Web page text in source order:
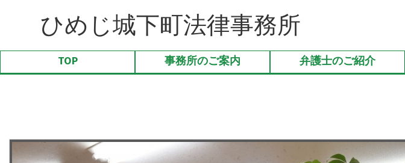
ひめじ城下町法律事務所
TOP 事務所のご案内 弁護士のご紹介